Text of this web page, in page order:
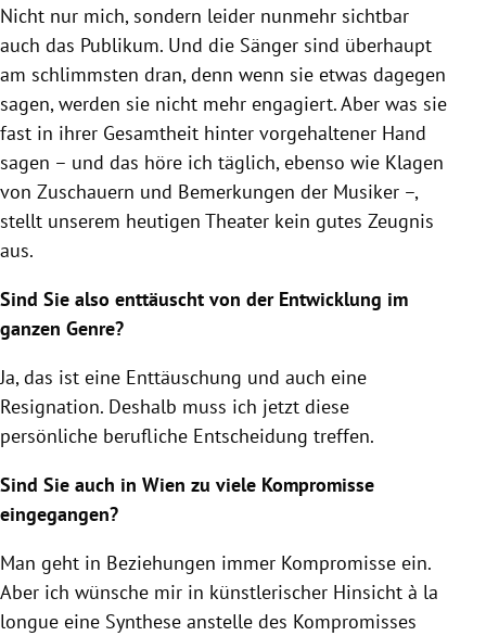
Nicht nur mich, sondern leider nunmehr sichtbar
auch das Publikum. Und die Sänger sind überhaupt
am schlimmsten dran, denn wenn sie etwas dagegen
sagen, werden sie nicht mehr engagiert. Aber was sie
fast in ihrer Gesamtheit hinter vorgehaltener Hand
sagen – und das höre ich täglich, ebenso wie Klagen
von Zuschauern und Bemerkungen der Musiker –,
stellt unserem heutigen Theater kein gutes Zeugnis
aus.
Sind Sie also enttäuscht von der Entwicklung im
ganzen Genre?
Ja, das ist eine Enttäuschung und auch eine
Resignation. Deshalb muss ich jetzt diese
persönliche berufliche Entscheidung treffen.
Sind Sie auch in Wien zu viele Kompromisse
eingegangen?
Man geht in Beziehungen immer Kompromisse ein.
Aber ich wünsche mir in künstlerischer Hinsicht à la
longue eine Synthese anstelle des Kompromisses